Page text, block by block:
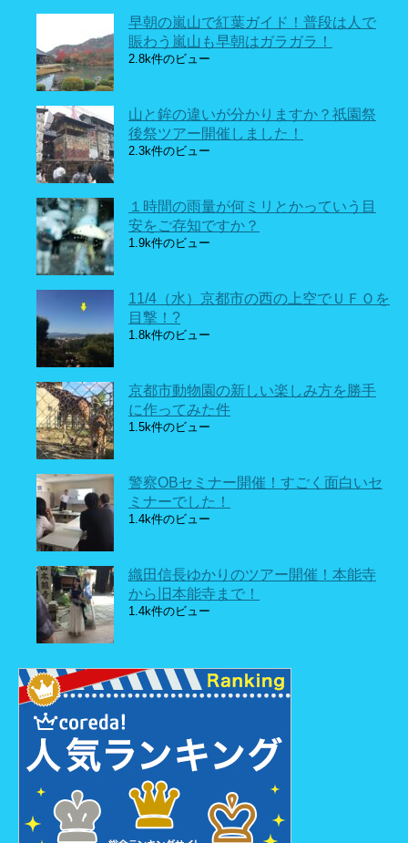
早朝の嵐山で紅葉ガイド！普段は人で
賑わう嵐山も早朝はガラガラ！
2.8k件のビュー
山と鉾の違いが分かりますか？祇園祭
後祭ツアー開催しました！
2.3k件のビュー
１時間の雨量が何ミリとかっていう目
安をご存知ですか？
1.9k件のビュー
11/4（水）京都市の西の上空でＵＦＯを
目撃！?
1.8k件のビュー
京都市動物園の新しい楽しみ方を勝手
に作ってみた件
1.5k件のビュー
警察OBセミナー開催！すごく面白いセ
ミナーでした！
1.4k件のビュー
織田信長ゆかりのツアー開催！本能寺
から旧本能寺まで！
1.4k件のビュー